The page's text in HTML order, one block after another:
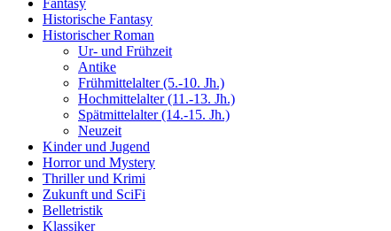
Fantasy
Historische Fantasy
Historischer Roman
Ur- und Frühzeit
Antike
Frühmittelalter (5.-10. Jh.)
Hochmittelalter (11.-13. Jh.)
Spätmittelalter (14.-15. Jh.)
Neuzeit
Kinder und Jugend
Horror und Mystery
Thriller und Krimi
Zukunft und SciFi
Belletristik
Klassiker